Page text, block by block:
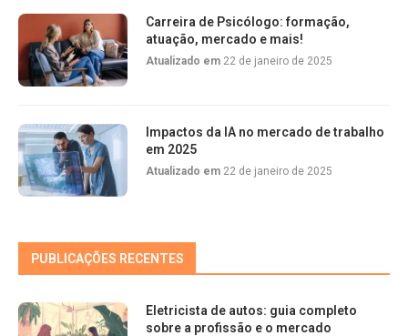
Carreira de Psicólogo: formação,
atuação, mercado e mais!
Atualizado em 22 de janeiro de 2025
Impactos da IA no mercado de trabalho
em 2025
Atualizado em 22 de janeiro de 2025
PUBLICAÇÕES RECENTES
Eletricista de autos: guia completo
sobre a profissão e o mercado